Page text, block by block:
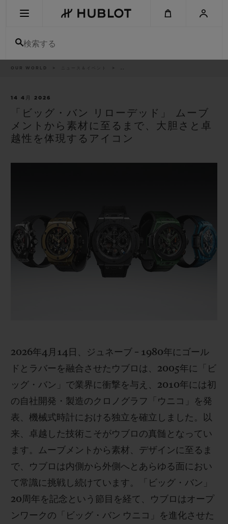
検索する
パ
ト
OUR WORLD ニュース＆イベント ..
14 4月 2026
「ビッグ・バン リローデッド」 ムーブ
メントから素材に至るまで、大胆さと卓
越性を体現するアイコン
2026年4月14日、ジュネーブ – 1980年にゴール
ドとラバーを融合させたウブロは、2005年に「ビ
ッグ・バン」で業界に衝撃を与え、2010年には初
の自社開発・製造のクロノグラフ「ウニコ」を発
表、機械式時計における独立を確立しました。以
来、卓越した技術こそがウブロの真髄となってい
ます。ムーブメントから素材、デザインに至るま
で、ウブロは内側から外側へとあらゆる面におい
て常識に挑戦し続けています。「ビッグ・バン」
20周年を記念という節目を経て、ウブロはオープ
ンワークの「ビッグ・バン ウニコ」を進化させた
新作
ビッグ・バン
サマー マルチカラーセラ
ミック
ビッグ・バン
ピーチセラミック
スピリット オブ ビ
バン
エッセンシャル
オンライン限
配送日数
送料＆返品無料
ギフトポーチ